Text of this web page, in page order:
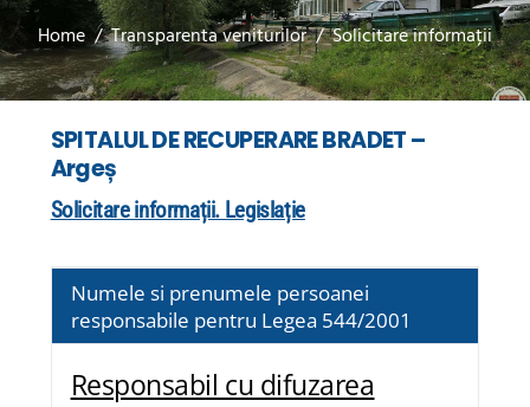
Home / Transparenta veniturilor / Solicitare informații
SPITALUL DE RECUPERARE BRADET –
Argeș
Solicitare informații. Legislație
Numele si prenumele persoanei
responsabile pentru Legea 544/2001
Responsabil cu difuzarea